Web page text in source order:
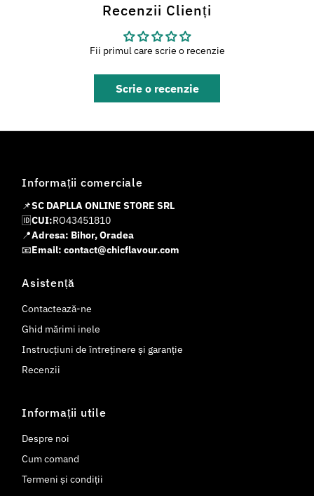
Recenzii Clienți
Fii primul care scrie o recenzie
Scrie o recenzie
Informații comerciale
📌SC DAPLLA ONLINE STORE SRL
🆔CUI:RO43451810
📍Adresa: Bihor, Oradea
📧Email: contact@chicflavour.com
Asistență
Contactează-ne
Ghid mărimi inele
Instrucțiuni de întreținere și garanție
Recenzii
Informații utile
Despre noi
Cum comand
Termeni și condiții